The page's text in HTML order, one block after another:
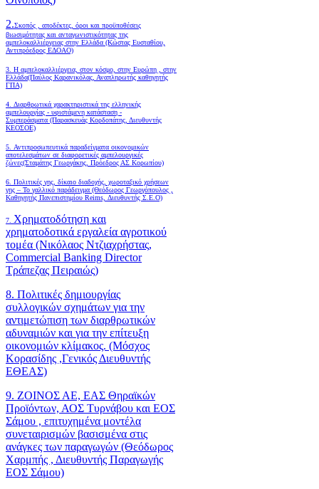
2.Σκοπός , αποδέκτες, όροι και προϋποθέσεις
βιωσιμότητας και ανταγωνιστικότητας της
αμπελοκαλλιέργειας στην Ελλάδα (Κώστας Ευσταθίου,
Αντιπρόεδρος ΕΔΟΑΟ)
3. Η αμπελοκαλλιέργεια, στον κόσμο, στην Ευρώπη , στην
Ελλάδα(Παύλος Καρανικόλας, Αναπληρωτής καθηγητής
ΓΠΑ)
4. Διαρθρωτικά χαρακτηριστικά της ελληνικής
αμπελουργίας - υφιστάμενη κατάσταση -
Συμπεράσματα (Παρασκευάς Κορδοπάτης, Διευθυντής
ΚΕΟΣΟΕ)
5. Αντιπροσωπευτικά παραδείγματα οικονομικών
αποτελεσμάτων σε διαφορετικές αμπελουργικές
ζώνες(Σταμάτης Γεωργάκης, Πρόεδρος ΑΣ Κορωπίου)
6. Πολιτικές γης, δίκαιο διαδοχής, χωροταξικό χρήσεων
γης – Το γαλλικό παράδειγμα (Θεόδωρος Γεωργόπουλος ,
Καθηγητής Πανεπιστημίου Reims, Διευθυντής Σ.Ε.Ο)
7. Χρηματοδότηση και
χρηματοδοτικά εργαλεία αγροτικού
τομέα (Νικόλαος Ντζιαχρήστας,
Commercial Banking Director
Τράπεζας Πειραιώς)
8. Πολιτικές δημιουργίας
συλλογικών σχημάτων για την
αντιμετώπιση των διαρθρωτικών
αδυναμιών και για την επίτευξη
οικονομιών κλίμακος. (Μόσχος
Κορασίδης ,Γενικός Διευθυντής
ΕΘΕΑΣ)
9. ΖΟΙΝΟΣ ΑΕ, ΕΑΣ Θηραϊκών
Προϊόντων, ΑΟΣ Τυρνάβου και ΕΟΣ
Σάμου , επιτυχημένα μοντέλα
συνεταιρισμών βασισμένα στις
ανάγκες των παραγωγών (Θεόδωρος
Χαρμπής , Διευθυντής Παραγωγής
ΕΟΣ Σάμου)